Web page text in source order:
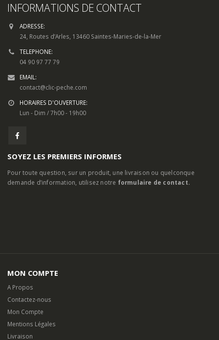
INFORMATIONS DE CONTACT
ADRESSE:
24, Routes d’Arles, 13460 Saintes-Maries-de-la-Mer
TELEPHONE:
04 90 97 77 79
EMAIL:
contact@clic-peche.com
HORAIRES D'OUVERTURE:
Lun - Dim / 7h00 - 19h00
SOYEZ LES PREMIERS INFORMES
Pour toute question, sur un produit, une livraison ou quelconque
demande d’information, utilisez notre formulaire de contact.
MON COMPTE
A Propos
Contactez-nous
Mon Compte
Mentions Légales
Livraison